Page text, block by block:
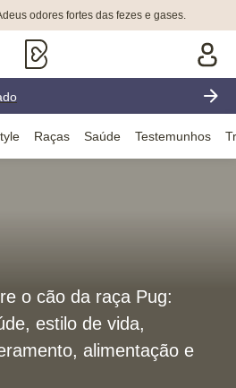
odores fortes das fezes e gases.
Raças Saúde Testemunhos
o cão da raça Pug:
estilo de vida,
alimentação e